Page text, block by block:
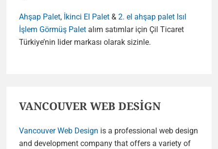
Ahşap Palet, İkinci El Palet & 2. el ahşap palet Isıl
İşlem Görmüş Palet alım satımlar için Çil Ticaret
Türkiye’nin lider markası olarak sizinle.
VANCOUVER WEB DESİGN
Vancouver Web Design is a professional web design
and development company that offers a variety of